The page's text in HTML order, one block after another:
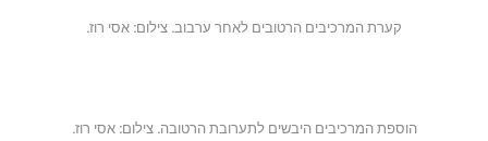
קערת המרכיבים הרטובים לאחר ערבוב. צילום: אסי רוז.
הוספת המרכיבים היבשים לתערובת הרטובה. צילום: אסי רוז.